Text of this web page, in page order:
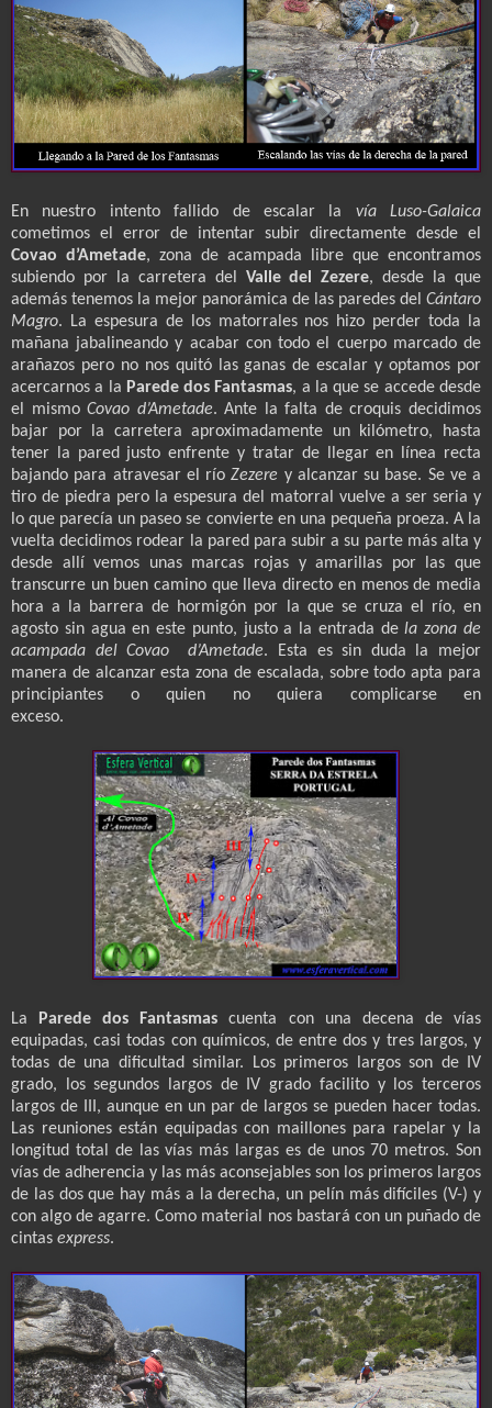
En nuestro intento fallido de escalar la vía Luso-Galaica
cometimos el error de intentar subir directamente desde el
Covao d’Ametade, zona de acampada libre que encontramos
subiendo por la carretera del Valle del Zezere, desde la que
además tenemos la mejor panorámica de las paredes del Cántaro
Magro. La espesura de los matorrales nos hizo perder toda la
mañana jabalineando y acabar con todo el cuerpo marcado de
arañazos pero no nos quitó las ganas de escalar y optamos por
acercarnos a la Parededos Fantasmas, a la que se accede desde
el mismoCovao d’Ametade. Ante la falta de croquis decidimos
bajar por la carretera aproximadamente un kilómetro, hasta
tener la pared justo enfrente y tratar de llegar en línea recta
bajando para atravesar el ríoZezere y alcanzar su base. Se ve a
tiro de piedra pero la espesura del matorral vuelve a ser seria y
lo que parecía un paseo se convierte en una pequeña proeza. A la
vuelta decidimos rodear la pared para subir a su parte más alta y
desde allí vemos unas marcas rojas y amarillas por las que
transcurre un buen camino que lleva directo en menos de media
hora a la barrera de hormigón por la que se cruza el río, en
agosto sin agua en este punto, justo a la entrada dela zona de
acampada del Covao
d’Ametade. Esta es sin duda la mejor
manera de alcanzar esta zona de escalada, sobre todo apta para
principiantes o quien no quiera complicarse en
exceso.
La Parede dos Fantasmas cuenta con una decena de vías
equipadas, casi todas con químicos, de entre dos y tres largos, y
todas de una dificultad similar. Los primeros largos son de IV
grado, los segundos largos de IV grado facilito y los terceros
largos de III, aunque en un par de largos se pueden hacer todas.
Las reuniones están equipadas con maillones para rapelar y la
longitud total de las vías más largas es de unos 70 metros. Son
vías de adherencia y las más aconsejables son los primeros largos
de las dos que hay más a la derecha, un pelín más difíciles (V-) y
con algo de agarre. Como material nos bastará con un puñado de
cintas express.